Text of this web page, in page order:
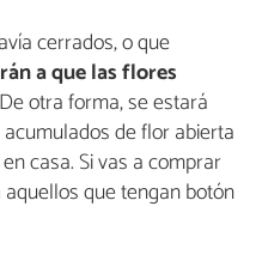
cerrados, o que
a que las flores
otra forma, se estará
de flor abierta
casa. Si vas a comprar
que tengan botón